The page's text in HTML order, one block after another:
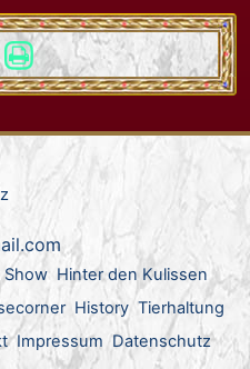
Show Hinter den Kulissen
History Tierhaltung
Impressum Datenschutz